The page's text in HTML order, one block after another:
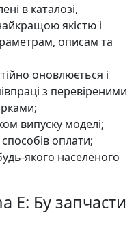
в каталозі,
якістю і
описам та
оновлюється і
з перевіреними
випуску моделі;
оплати;
якого населеного
E: Бу запчасти